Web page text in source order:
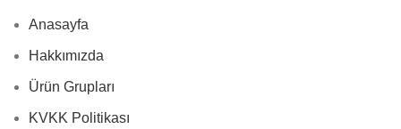
Anasayfa
Hakkımızda
Ürün Grupları
KVKK Politikası